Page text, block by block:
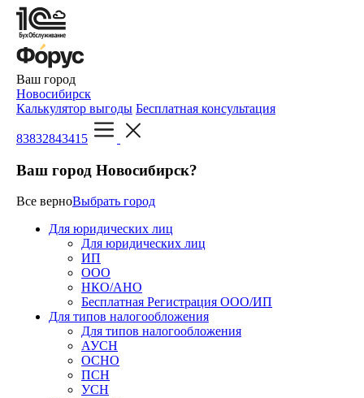
Ваш город
Новосибирск
Калькулятор выгоды Бесплатная консультация
83832843415
Ваш город Новосибирск?
Все верноВыбрать город
Для юридических лиц
Для юридических лиц
ИП
ООО
НКО/АНО
Бесплатная Регистрация ООО/ИП
Для типов налогообложения
Для типов налогообложения
АУСН
ОСНО
ПСН
УСН